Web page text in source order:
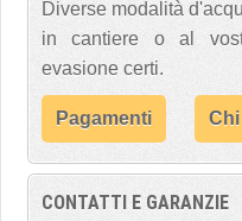
Diverse modalità
in cantiere o al
evasione certi.
Pagamenti
CONTATTI E GARANZIE